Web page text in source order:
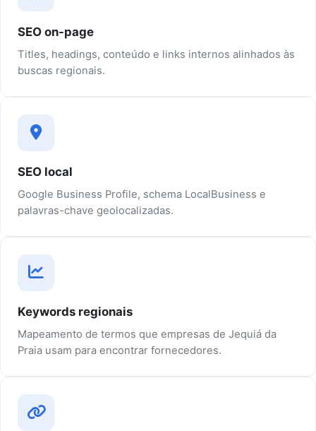
SEO on-page
Titles, headings, conteúdo e links internos alinhados às
buscas regionais.
SEO local
Google Business Profile, schema LocalBusiness e
palavras-chave geolocalizadas.
Keywords regionais
Mapeamento de termos que empresas de Jequiá da
Praia usam para encontrar fornecedores.